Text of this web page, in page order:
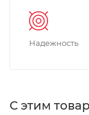
Надежность
С этим